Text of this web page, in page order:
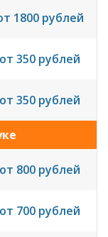
1800 рублей
от 350 рублей
от 350 рублей
от 800 рублей
от 700 рублей